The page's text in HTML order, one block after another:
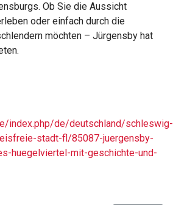
Ob Sie die Aussicht
oder einfach durch die
möchten – Jürgensby hat
index.php/de/deutschland/schleswig-
stadt-fl/85087-juergensby-
huegelviertel-mit-geschichte-und-